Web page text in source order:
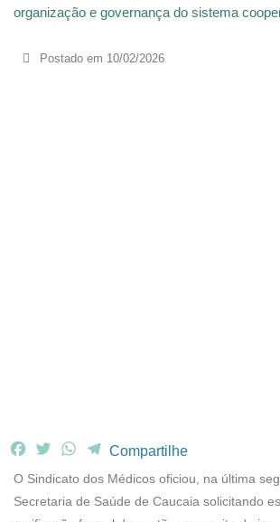
organização e governança do sistema
Postado em 10/02/2026
F
c
e
T
i
t
W
a
t
T
e
Compartilhe
O Sindicato dos Médicos oficiou, na última
Secretaria de Saúde de Caucaia solicitando